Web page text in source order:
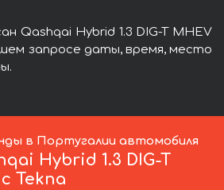
Qashqai Hybrid 1.3 DIG-T MHEV
запросе даты, время, место
в Португалии автомобиля
Hybrid 1.3 DIG-T
Tekna